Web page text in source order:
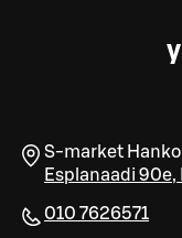
S-market Hanko
Esplanaadi 90e,
010 7626571